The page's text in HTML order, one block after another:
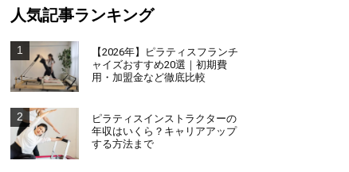
人気記事ランキング
【2026年】ピラティスフランチ
ャイズおすすめ20選｜初期費
用・加盟金など徹底比較
ピラティスインストラクターの
年収はいくら？キャリアアップ
する方法まで